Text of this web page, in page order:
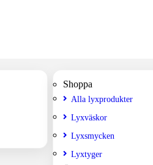
Shoppa
Alla lyxprodukter
Lyxväskor
Lyxsmycken
Lyxtyger